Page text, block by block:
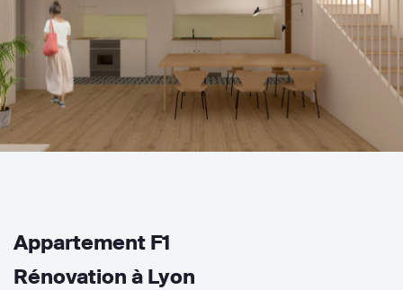
Appartement F1
Rénovation à Lyon